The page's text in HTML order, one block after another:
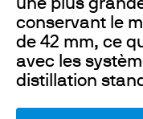
une plus
conservant le
de 42 mm, ce
avec les
distillation